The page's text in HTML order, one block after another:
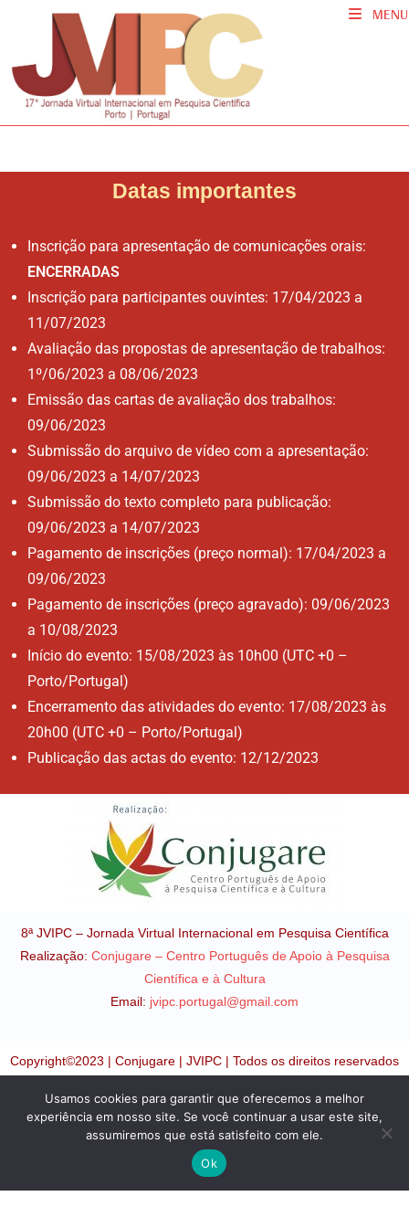
MENU
Datas importantes
Inscrição para apresentação de comunicações orais:
ENCERRADAS
Inscrição para participantes ouvintes: 17/04/2023 a
11/07/2023
Avaliação das propostas de apresentação de trabalhos:
1º/06/2023 a 08/06/2023
Emissão das cartas de avaliação dos trabalhos:
09/06/2023
Submissão do arquivo de vídeo com a apresentação:
09/06/2023 a 14/07/2023
Submissão do texto completo para publicação:
09/06/2023 a 14/07/2023
Pagamento de inscrições (preço normal): 17/04/2023 a
09/06/2023
Pagamento de inscrições (preço agravado): 09/06/2023
a 10/08/2023
Início do evento: 15/08/2023 às 10h00 (UTC +0 –
Porto/Portugal)
Encerramento das atividades do evento: 17/08/2023 às
20h00 (UTC +0 – Porto/Portugal)
Publicação das actas do evento: 12/12/2023
8ª JVIPC – Jornada Virtual Internacional em Pesquisa Científica
Realização: Conjugare – Centro Português de Apoio à Pesquisa
Científica e à Cultura
Email: jvipc.portugal@gmail.com
Copyright©2023 | Conjugare | JVIPC | Todos os direitos reservados
Usamos cookies para garantir que oferecemos a melhor
experiência em nosso site. Se você continuar a usar este site,
assumiremos que está satisfeito com ele.
Ok